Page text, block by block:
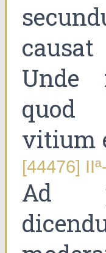
Unde
vitium
[44476]
Ad